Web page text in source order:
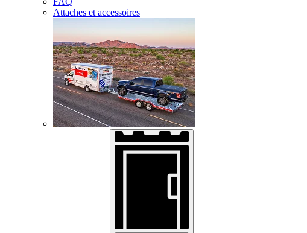
Attaches et accessoires